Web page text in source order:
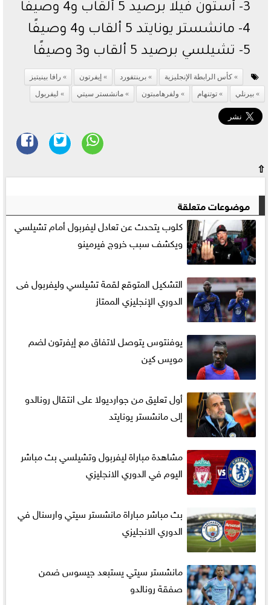
3- أستون فيلا برصيد 5 ألقاب و4 وصيفًا
4- مانشستر يونايتد 5 ألقاب و4 وصيفًا
5- تشيلسي برصيد 5 ألقاب و3 وصيفًا
كأس الرابطة الإنجليزية برينتفورد إيفرتون
رافا بينيتيز
بيرنلي
توتنهام ولفرهامبتون مانشستر سيتي ليفربول
⇧
موضوعات متعلقة
كلوب يتحدث عن تعادل ليفربول أمام تشيلسي
ويكشف سبب خروج فيرمينو
التشكيل المتوقع لقمة تشيلسي وليفربول فى
الدوري الإنجليزي الممتاز
يوفنتوس يتوصل لاتفاق مع إيفرتون لضم
مويس كين
أول تعليق من جوارديولا على انتقال رونالدو
إلى مانشستر يونايتد
مشاهدة مباراة ليفربول وتشيلسي بث مباشر
اليوم في الدوري الانجليزي
بث مباشر مباراة مانشستر سيتي وارسنال في
الدوري الانجليزي
مانشستر سيتي يستبعد جيسوس ضمن
صفقة رونالدو